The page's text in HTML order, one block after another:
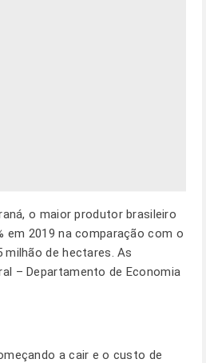
o maior produtor brasileiro
em 2019 na comparação com o
milhão de hectares. As
– Departamento de Economia
a cair e o custo de